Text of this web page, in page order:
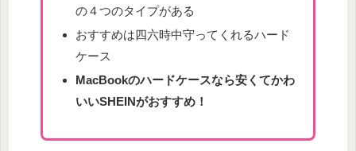
の４つのタイプがある
おすすめは四六時中守ってくれるハード
ケース
MacBookのハードケースなら安くてかわ
いいSHEINがおすすめ！